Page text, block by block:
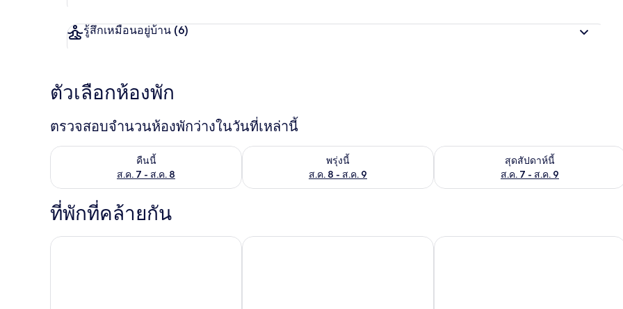
รู้สึกเหมือนอยู่บ้าน (6)
ตัวเลือกห้องพัก
ตรวจสอบจำนวนห้องพักว่างในวันที่เหล่านี้
คืนนี้
ส.ค. 7 - ส.ค. 8
ตรวจสอบจำนวนห้องพักว่างในคืนนี้ ส.ค. 7 - ส.ค. 8
พรุ่งนี้
ส.ค. 8 - ส.ค. 9
ตรวจสอบจำนวนห้องพักว่างในพรุ่งนี้ ส.ค. 8 - ส.ค. 9
สุดสัปดาห์นี้
ส.ค. 7 - ส.ค. 9
ตรวจสอบจำนวนห้องพักว่างในสุดสัปด
ที่พักที่คล้ายกัน
โรงแรม Eisenhut โรงแรมราปเพิน โรเธินบวร์ก ออบแดร์เทาเบอร์โรงแรมกาสโธฟ เบอซอลด์